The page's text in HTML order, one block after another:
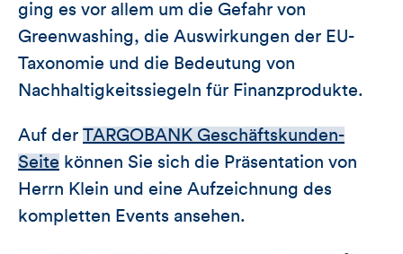
ging es vor allem um die Gefahr von
Greenwashing, die Auswirkungen der EU-
Taxonomie und die Bedeutung von
Nachhaltigkeitssiegeln für Finanzprodukte.
Auf der TARGOBANK Geschäftskunden-
Seite können Sie sich die Präsentation von
Herrn Klein und eine Aufzeichnung des
kompletten Events ansehen.